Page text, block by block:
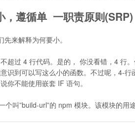
遵循单  一职责原则(SRP)
来解释为何要小。
超过 4 行代码。是的， 你没看错，4
识到可以写这么小的函数。不过呢，4-
你不能使用嵌套 IF 语句。
个叫”build-url”的 npm 模块。该模块的用